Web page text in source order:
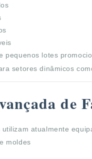
pequenos lotes
setores dinâmicos
de
atualmente
moldes